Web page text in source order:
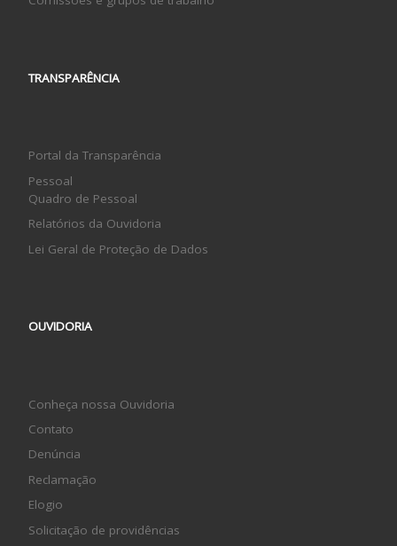
TRANSPARÊNCIA
Portal da Transparência
Pessoal
Quadro de Pessoal
Relatórios da Ouvidoria
Lei Geral de Proteção de Dados
OUVIDORIA
Conheça nossa Ouvidoria
Contato
Denúncia
Reclamação
Elogio
Solicitação de providências